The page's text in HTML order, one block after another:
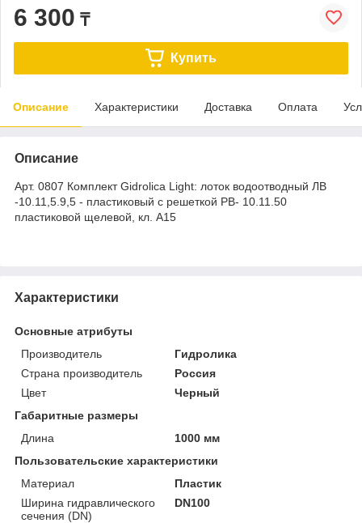
6 300 ₸
Купить
Описание Характеристики Доставка Оплата
Описание
Арт. 0807 Комплект Gidrolica Light: лоток водоотводный ЛВ
-10.11,5.9,5 - пластиковый с решеткой РВ- 10.11.50
пластиковой щелевой, кл. A15
Характеристики
Основные атрибуты
Производитель
Гидролика
Страна производитель
Россия
Цвет
Черный
Габаритные размеры
Длина
1000 мм
Пользовательские характеристики
Материал
Пластик
Ширина гидравлического
сечения (DN)
DN100